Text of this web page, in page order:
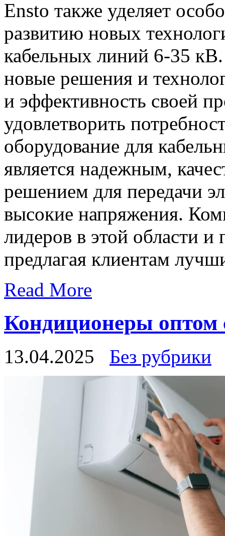
Ensto также уделяет
развитию новых
кабельных линий 6-35
новые решения и
и эффективность своей
удовлетворить
оборудование для
является надежным,
решением для передачи
высокие напряжения.
лидеров в этой области и
предлагая клиентам
Read More
Кондиционеры оптом
13.04.2025 Без рубрики